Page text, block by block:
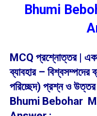
Bhumi
MCQ প্রশ্নোত্তর |
ব্যাবহার – বিশ্বসম্পদের
পরিচ্ছেদ) প্রশ্ন ও
Bhumi Bebohar